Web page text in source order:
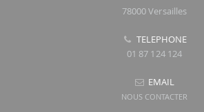
78000 Versailles
TELEPHONE
01 87 124 124
EMAIL
NOUS CONTACTER